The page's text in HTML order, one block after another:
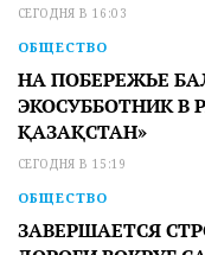
СЕГОДНЯ В 16:03
ОБЩЕСТВО
НА ПОБЕРЕЖЬЕ
ЭКОСУББОТНИК В
ҚАЗАҚСТАН»
СЕГОДНЯ В 15:19
ОБЩЕСТВО
ЗАВЕРШАЕТСЯ